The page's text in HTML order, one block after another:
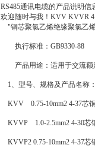
RS485通讯电缆的产品说明
欢迎随时与我！KVV KVVR
"铜芯聚氯乙烯绝缘聚氯乙
执行标准：GB9330-88
产品用途：适用于交流额
1、型号、规格及产品名称
KVV 0.75-10mm2 4-37芯
KVVP 1.0-2.5mm2 4-30芯
KVVP2 0.75-10mm2 4-37